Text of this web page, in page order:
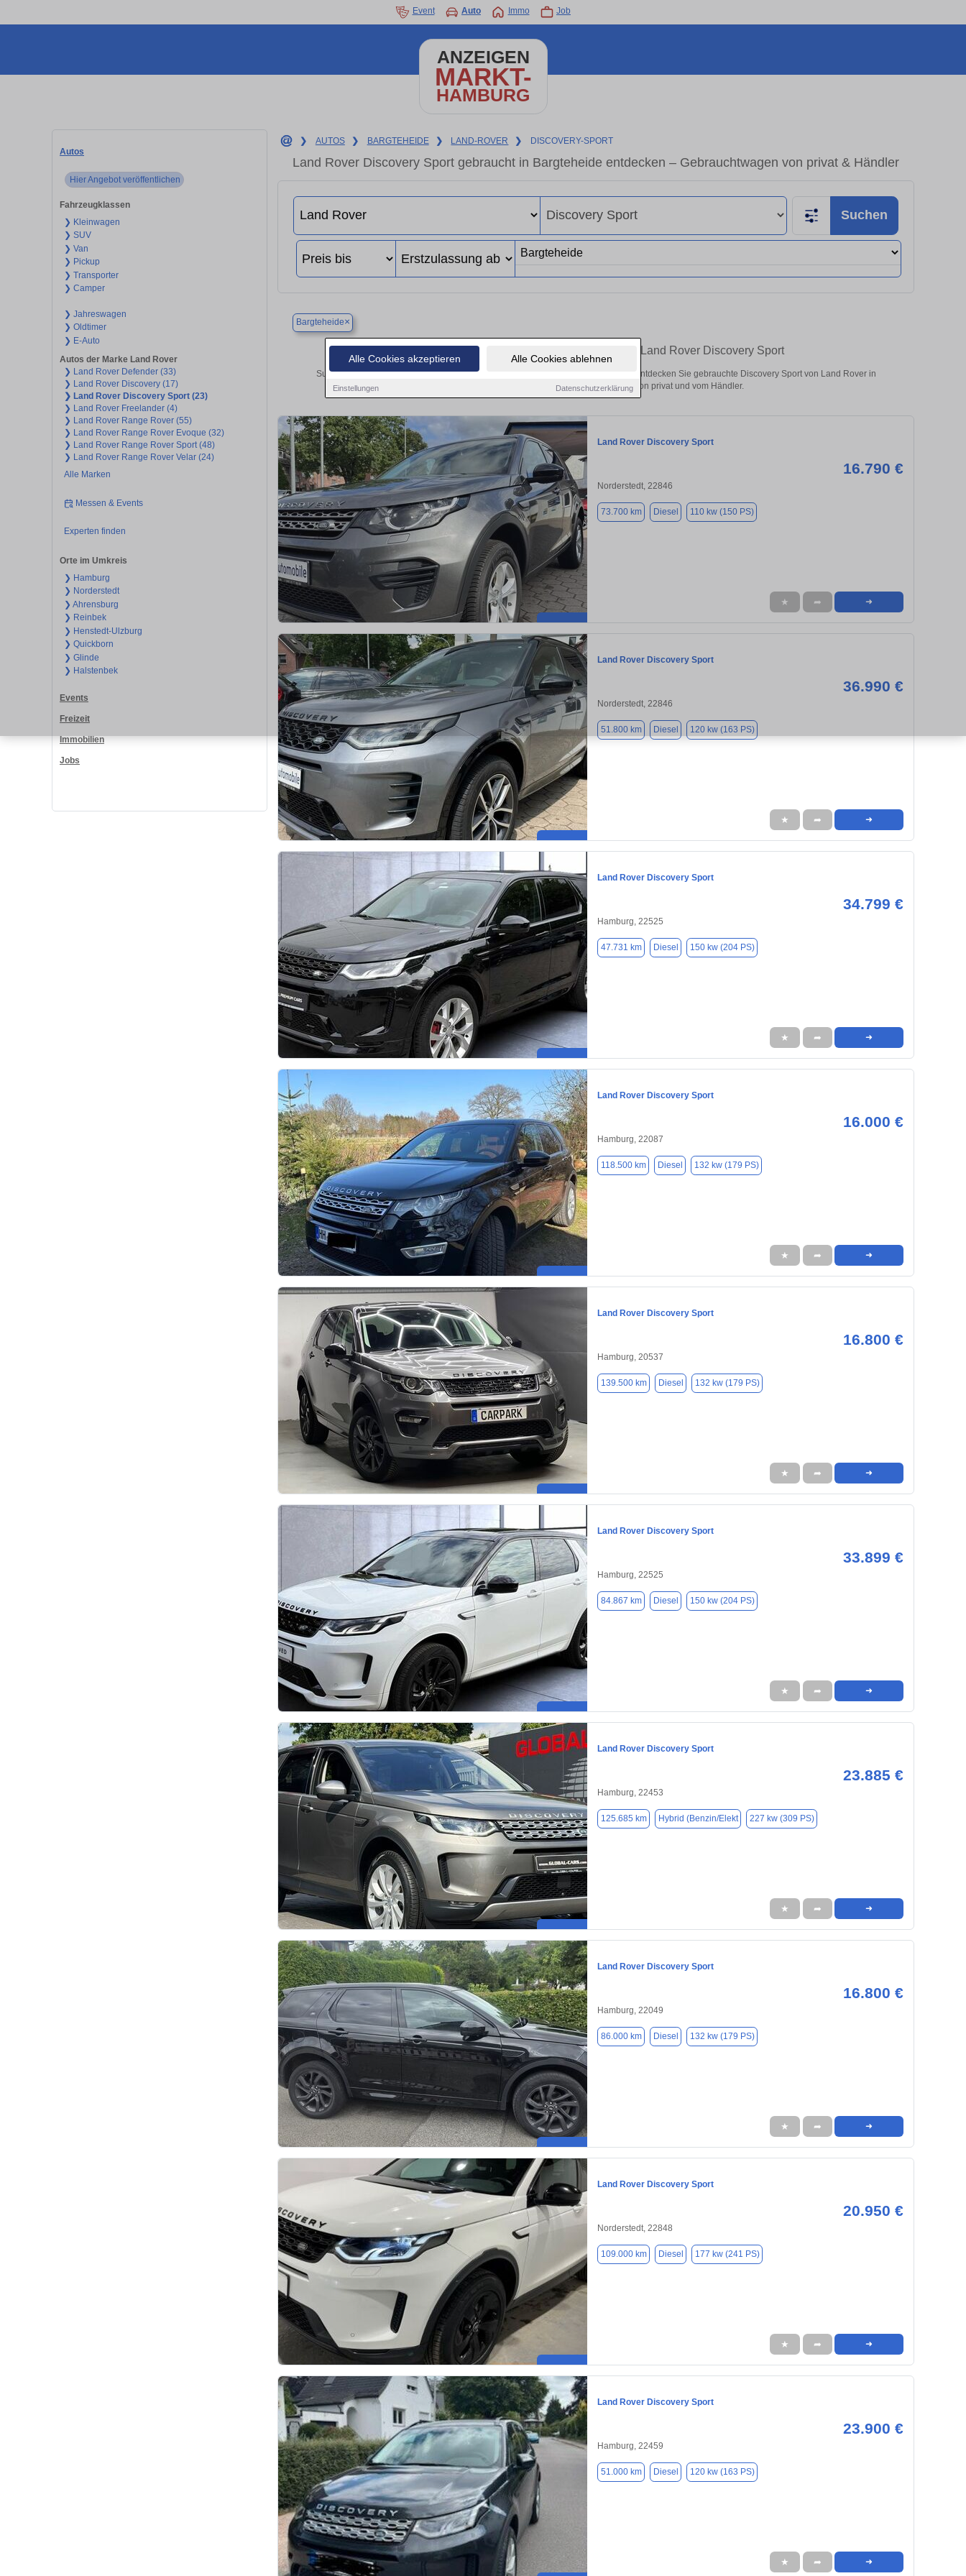
Alle Cookies akzeptieren Alle Cookies ablehnen
Einstellungen Datenschutzerklärung
Event Auto Immo Job
ANZEIGEN
MARKT-
HAMBURG
Autos
Hier Angebot veröffentlichen
Fahrzeugklassen
❯ Kleinwagen
❯ SUV
❯ Van
❯ Pickup
❯ Transporter
❯ Camper
❯ Jahreswagen
❯ Oldtimer
❯ E-Auto
Autos der Marke Land Rover
❯ Land Rover Defender (33)
❯ Land Rover Discovery (17)
❯ Land Rover Discovery Sport (23)
❯ Land Rover Freelander (4)
❯ Land Rover Range Rover (55)
❯ Land Rover Range Rover Evoque (32)
❯ Land Rover Range Rover Sport (48)
❯ Land Rover Range Rover Velar (24)
Alle Marken
Messen & Events
Experten finden
Orte im Umkreis
❯ Hamburg
❯ Norderstedt
❯ Ahrensburg
❯ Reinbek
❯ Henstedt-Ulzburg
❯ Quickborn
❯ Glinde
❯ Halstenbek
Events
Freizeit
Immobilien
Jobs
❯ AUTOS ❯ BARGTEHEIDE ❯ LAND-ROVER ❯ DISCOVERY-SPORT
Land Rover Discovery Sport gebraucht in Bargteheide entdecken – Gebrauchtwagen von privat & Händler
Suchen
Bargteheide×
Finden Sie in Bargteheide Ihren gebrauchten Land Rover Discovery Sport
Suchen Sie in Bargteheide einen Land Rover Discovery Sport Gebrauchtwagen? Entdecken Sie gebrauchte Discovery Sport von Land Rover in
verschiedenen Ausführungen und Preisklassen von privat und vom Händler.
Land Rover Discovery Sport
16.790 €
Norderstedt, 22846
73.700 km Diesel 110 kw (150 PS)
★ ➦ ➜
Land Rover Discovery Sport
36.990 €
Norderstedt, 22846
51.800 km Diesel 120 kw (163 PS)
★ ➦ ➜
Land Rover Discovery Sport
34.799 €
Hamburg, 22525
47.731 km Diesel 150 kw (204 PS)
★ ➦ ➜
Land Rover Discovery Sport
16.000 €
Hamburg, 22087
118.500 km Diesel 132 kw (179 PS)
★ ➦ ➜
Land Rover Discovery Sport
16.800 €
Hamburg, 20537
139.500 km Diesel 132 kw (179 PS)
★ ➦ ➜
Land Rover Discovery Sport
33.899 €
Hamburg, 22525
84.867 km Diesel 150 kw (204 PS)
★ ➦ ➜
Land Rover Discovery Sport
23.885 €
Hamburg, 22453
125.685 km Hybrid (Benzin/Elekt 227 kw (309 PS)
★ ➦ ➜
Land Rover Discovery Sport
16.800 €
Hamburg, 22049
86.000 km Diesel 132 kw (179 PS)
★ ➦ ➜
Land Rover Discovery Sport
20.950 €
Norderstedt, 22848
109.000 km Diesel 177 kw (241 PS)
★ ➦ ➜
Land Rover Discovery Sport
23.900 €
Hamburg, 22459
51.000 km Diesel 120 kw (163 PS)
★ ➦ ➜